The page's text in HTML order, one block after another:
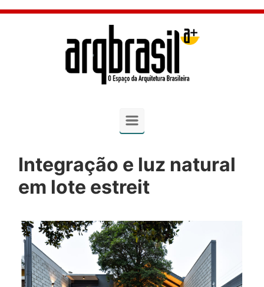
Skip to main content
Integração e luz natural
em lote estreit